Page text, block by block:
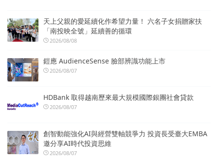
天上父親的愛延續化作希望力量！ 六名子女捐贈家扶
「南投映全號」延續善的循環
2026/08/08
鎧應 AudienceSense 臉部辨識功能上市
2026/08/07
HDBank 取得越南歷來最大規模國際銀團社會貸款
2026/08/07
創智動能強化AI與經營雙軸競爭力 投資長受臺大EMBA
邀分享AI時代投資思維
2026/08/07